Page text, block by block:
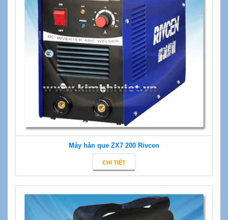
Máy hàn que ZX7 200 Rivcen
CHI TIẾT